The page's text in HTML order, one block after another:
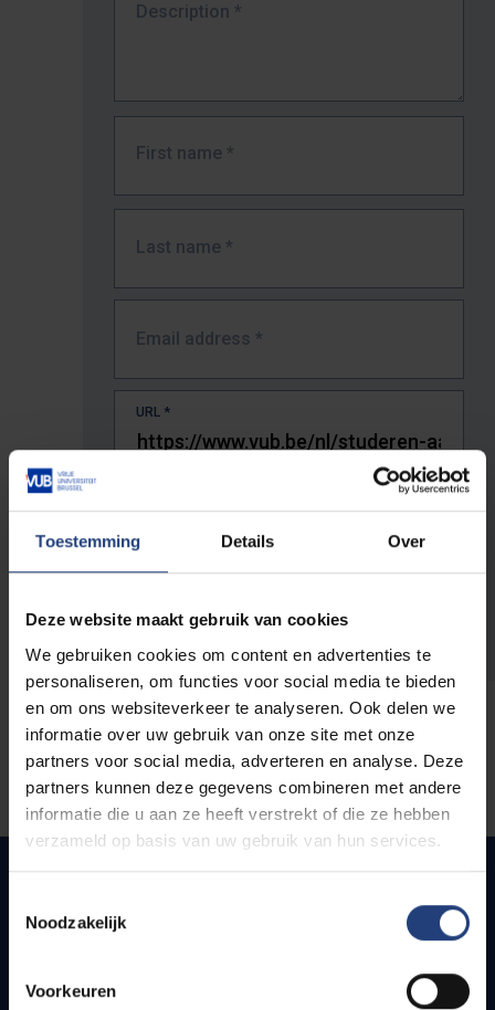
Toestemming Details Over
Deze website maakt gebruik van cookies
We gebruiken cookies om content en advertenties te
personaliseren, om functies voor social media te bieden
en om ons websiteverkeer te analyseren. Ook delen we
informatie over uw gebruik van onze site met onze
partners voor social media, adverteren en analyse. Deze
partners kunnen deze gegevens combineren met andere
informatie die u aan ze heeft verstrekt of die ze hebben
verzameld op basis van uw gebruik van hun services.
Noodzakelijk
Voorkeuren
Description *
First name *
Last name *
Email address *
URL *
The full URL of the page where you encountered the error.
Quick links